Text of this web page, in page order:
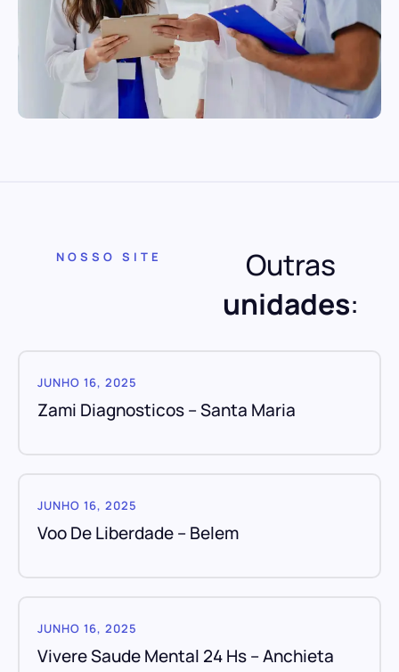
NOSSO SITE
Outras
unidades:
JUNHO 16, 2025
Zami Diagnosticos – Santa Maria
JUNHO 16, 2025
Voo De Liberdade – Belem
JUNHO 16, 2025
Vivere Saude Mental 24 Hs – Anchieta